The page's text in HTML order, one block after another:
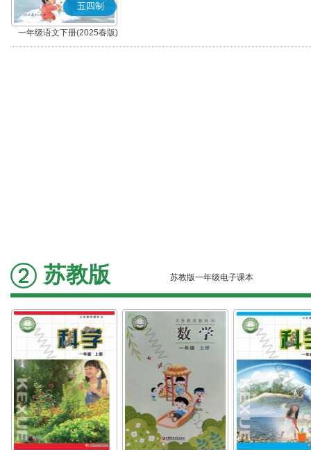
五四制
一年级语文下册(2025春版)
(部编版)
苏教版 苏教版一年级电子课本